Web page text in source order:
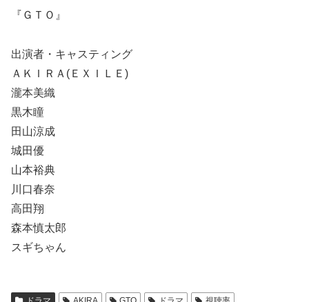
『ＧＴＯ』
出演者・キャスティング
ＡＫＩＲＡ(ＥＸＩＬＥ)
瀧本美織
黒木瞳
田山涼成
城田優
山本裕典
川口春奈
高田翔
森本慎太郎
スギちゃん